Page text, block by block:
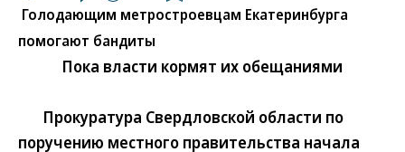
Голодающим метростроевцам Екатеринбурга
помогают бандиты
Пока власти кормят их обещаниями
Прокуратура Свердловской области по
поручению местного правительства начала